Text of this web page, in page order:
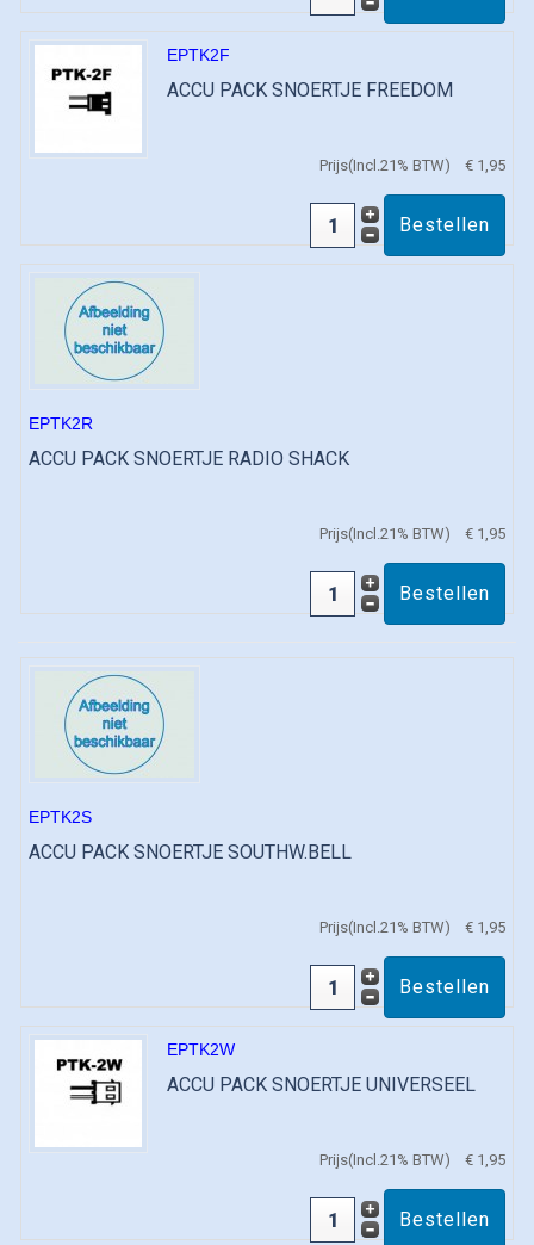
EPTK2F
ACCU PACK SNOERTJE FREEDOM
Prijs(Incl.21% BTW) € 1,95
EPTK2R
ACCU PACK SNOERTJE RADIO SHACK
Prijs(Incl.21% BTW) € 1,95
EPTK2S
ACCU PACK SNOERTJE SOUTHW.BELL
Prijs(Incl.21% BTW) € 1,95
EPTK2W
ACCU PACK SNOERTJE UNIVERSEEL
Prijs(Incl.21% BTW) € 1,95